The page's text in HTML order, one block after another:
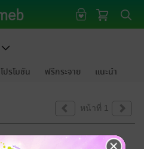
โปรโมชัน ฟรีกระจาย แนะนำ
หน้าที่ 1